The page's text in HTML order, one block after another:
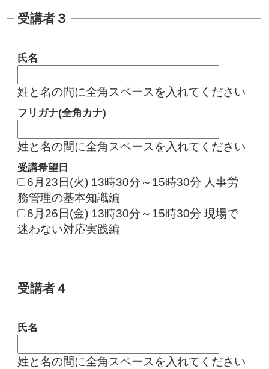
受講者３
氏名
姓と名の間に全角スペースを入れてください
フリガナ(全角カナ)
姓と名の間に全角スペースを入れてください
受講希望日
6月23日(火) 13時30分～15時30分 人事労
務管理の基本知識編
6月26日(金) 13時30分～15時30分 現場で
迷わない対応実践編
受講者４
氏名
姓と名の間に全角スペースを入れてください